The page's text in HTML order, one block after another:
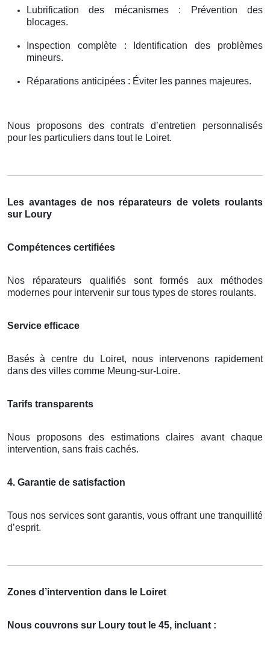
Lubrification des mécanismes : Prévention des
blocages.
Inspection complète : Identification des problèmes
mineurs.
Réparations anticipées : Éviter les pannes majeures.
Nous proposons des contrats d’entretien personnalisés
pour les particuliers dans tout le Loiret.
Les avantages de nos réparateurs de volets roulants
sur Loury
Compétences certifiées
Nos réparateurs qualifiés sont formés aux méthodes
modernes pour intervenir sur tous types de stores roulants.
Service efficace
Basés à centre du Loiret, nous intervenons rapidement
dans des villes comme Meung-sur-Loire.
Tarifs transparents
Nous proposons des estimations claires avant chaque
intervention, sans frais cachés.
4. Garantie de satisfaction
Tous nos services sont garantis, vous offrant une tranquillité
d’esprit.
Zones d’intervention dans le Loiret
Nous couvrons sur Loury tout le 45, incluant :